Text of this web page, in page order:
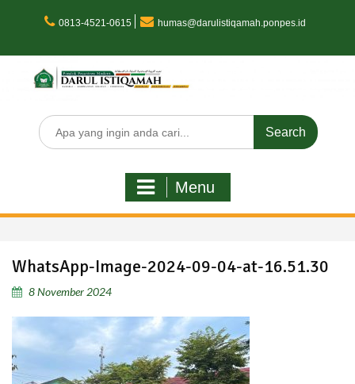
0813-4521-0615 humas@darulistiqamah.ponpes.id
Search
for:
Menu
WhatsApp-Image-2024-09-04-at-16.51.30
8 November 2024